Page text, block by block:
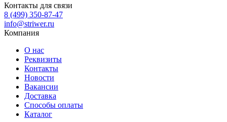
Контакты для связи
8 (499) 350-87-47
info@striwer.ru
Компания
О нас
Реквизиты
Контакты
Новости
Вакансии
Доставка
Способы оплаты
Каталог